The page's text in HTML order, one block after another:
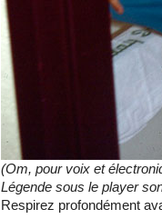
(Om, pour voix et
Légende sous le player
Respirez profondément